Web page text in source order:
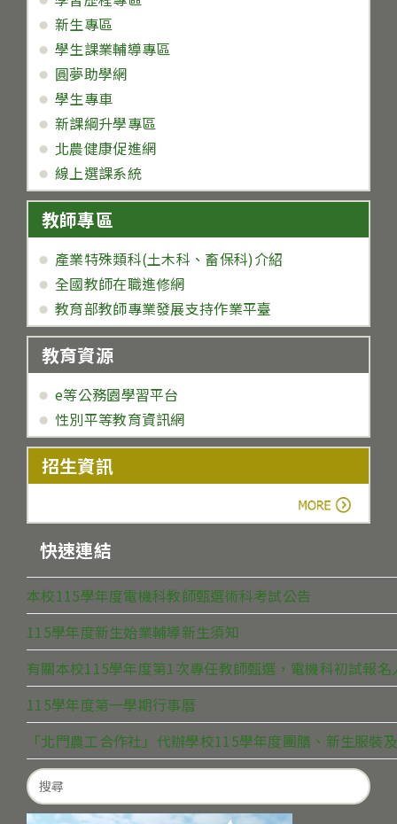
新生專區
學生課業輔導專區
圓夢助學網
學生專車
新課綱升學專區
北農健康促進網
線上選課系統
教師專區
產業特殊類科(土木科、畜保科)介紹
全國教師在職進修網
教育部教師專業發展支持作業平臺
教育資源
e等公務園學習平台
性別平等教育資訊網
招生資訊
快速連結
本校115學年度電機科教師甄選術科考試公告
115學年度新生始業輔導新生須知
有關本校115學年度第1次專任教師甄選，電機科初試報
115學年度第一學期行事曆
「北門農工合作社」代辦學校115學年度團膳、新生服裝
Search
for: